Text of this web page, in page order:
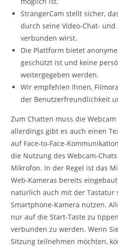
StrangerCam stellt sicher,
durch seine Video-Chat- und
verbunden wirst.
Die Plattform bietet
geschützt ist und keine
weitergegeben werden.
Wir empfehlen Ihnen,
der Benutzerfreundlichkeit
Zum Chatten muss die
allerdings gibt es auch einen
auf Face-to-Face-
die Nutzung des Webcam-
Mikrofon. In der Regel ist das
Web-Kameras bereits
natürlich auch mit der Tastatur
Smartphone-Kamera nutzen.
nur auf die Start-Taste zu
verbunden zu werden. Wenn
Sitzung teilnehmen möchten,